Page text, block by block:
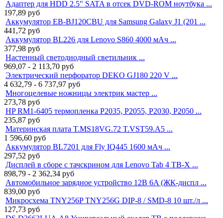
Адаптер для HDD 2.5" SATA в отсек DVD-ROM ноутбука ...
197,89 руб
Аккумулятор EB-BJ120CBU для Samsung Galaxy J1 (201 ...
441,72 руб
Аккумулятор BL226 для Lenovo S860 4000 мАч ...
377,98 руб
Настенный светодиодный светильник ...
969,07 - 2 113,70 руб
Электрический перфоратор DEKO GJ180 220 V ...
4 632,79 - 6 737,97 руб
Многоцелевые ножницы электрик мастер ...
273,78 руб
HP RM1-6405 термопленка P2035, P2055, P2030, P2050 ...
235,87 руб
Материнская плата T.MS18VG.72 T.VST59.A5 ...
1 596,60 руб
Аккумулятор BL7201 для Fly IQ445 1600 мАч ...
297,52 руб
Дисплей в сборе с тачскрином для Lenovo Tab 4 TB-X ...
898,79 - 2 362,34 руб
Автомобильное зарядное устройство 12В 6A (ЖК-диспл ...
839,00 руб
Микросхема TNY256P TNY256G DIP-8 / SMD-8 10 шт./л ...
127,73 руб